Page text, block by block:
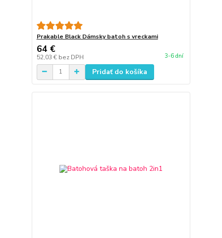
Prakable Black Dámsky batoh s vreckami
64 €
52,03 € bez DPH 3-6 dní
Pridať do košíka